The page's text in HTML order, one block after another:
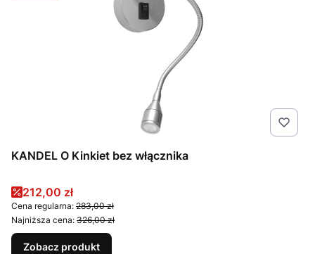
KANDEL O Kinkiet bez włącznika
Cena promocyjna
212,00 zł
Cena regularna: 283,00 zł
Najniższa cena: 326,00 zł
Zobacz produkt